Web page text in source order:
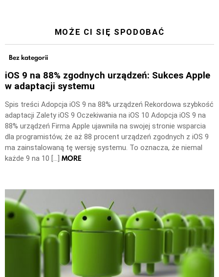
MOŻE CI SIĘ SPODOBAĆ
Bez kategorii
iOS 9 na 88% zgodnych urządzeń: Sukces Apple
w adaptacji systemu
Spis treści Adopcja iOS 9 na 88% urządzeń Rekordowa szybkość
adaptacji Zalety iOS 9 Oczekiwania na iOS 10 Adopcja iOS 9 na
88% urządzeń Firma Apple ujawniła na swojej stronie wsparcia
dla programistów, że aż 88 procent urządzeń zgodnych z iOS 9
ma zainstalowaną tę wersję systemu. To oznacza, że niemal
każde 9 na 10 […] MORE